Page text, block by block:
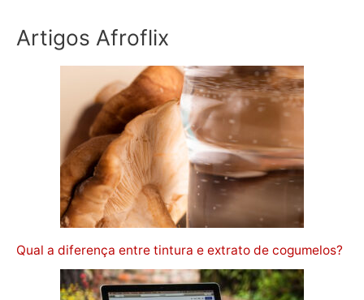
Artigos Afroflix
Qual a diferença entre tintura e extrato de cogumelos?